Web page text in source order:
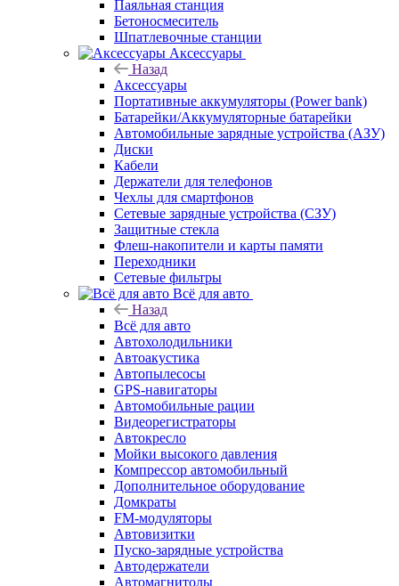
Паяльная станция
Бетоносмеситель
Шпатлевочные станции
Аксессуары
Назад
Аксессуары
Портативные аккумуляторы (Power bank)
Батарейки/Аккумуляторные батарейки
Автомобильные зарядные устройства (АЗУ)
Диски
Кабели
Держатели для телефонов
Чехлы для смартфонов
Сетевые зарядные устройства (СЗУ)
Защитные стекла
Флеш-накопители и карты памяти
Переходники
Сетевые фильтры
Всё для авто
Назад
Всё для авто
Автохолодильники
Автоакустика
Автопылесосы
GPS-навигаторы
Автомобильные рации
Видеорегистраторы
Автокресло
Мойки высокого давления
Компрессор автомобильный
Дополнительное оборудование
Домкраты
FM-модуляторы
Автовизитки
Пуско-зарядные устройства
Автодержатели
Автомагнитолы